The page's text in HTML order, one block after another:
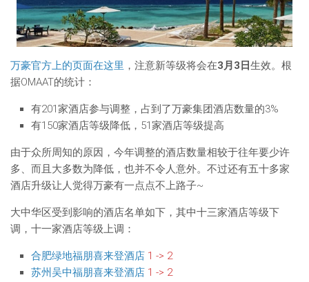
万豪官方上的页面在这里 ，注意新等级将会在3月3日生效。根
据OMAAT的统计：
有201家酒店参与调整，占到了万豪集团酒店数量的3%
有150家酒店等级降低，51家酒店等级提高
由于众所周知的原因，今年调整的酒店数量相较于往年要少许
多、而且大多数为降低，也并不令人意外。不过还有五十多家
酒店升级让人觉得万豪有一点点不上路子~
大中华区受到影响的酒店名单如下，其中十三家酒店等级下
调，十一家酒店等级上调：
合肥绿地福朋喜来登酒店 1 -> 2
苏州吴中福朋喜来登酒店 1 -> 2